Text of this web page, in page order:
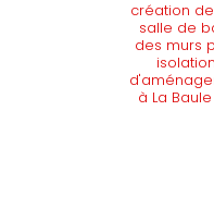
création
salle de
des murs
à La Baule